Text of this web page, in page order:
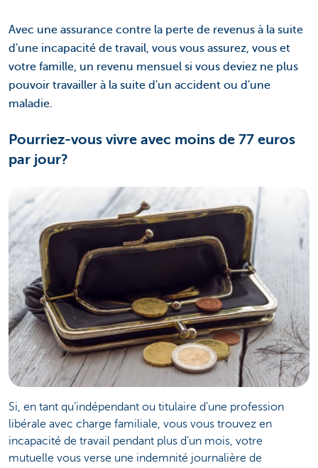
Avec une assurance contre la perte de revenus à la suite
d'une incapacité de travail, vous vous assurez, vous et
votre famille, un revenu mensuel si vous deviez ne plus
pouvoir travailler à la suite d'un accident ou d'une
maladie.
Pourriez-vous vivre avec moins de 77 euros
par jour?
Si, en tant qu’indépendant ou titulaire d’une profession
libérale avec charge familiale, vous vous trouvez en
incapacité de travail pendant plus d’un mois, votre
mutuelle vous verse une indemnité journalière de